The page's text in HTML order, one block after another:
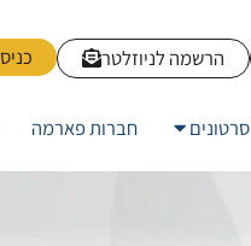
הרשמה לניוזלטר
סרטונים חברות פארמה